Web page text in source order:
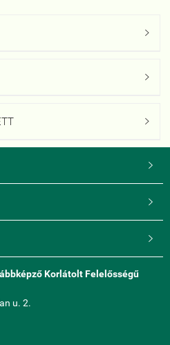






Korlátolt Felelősségű
u. 2.